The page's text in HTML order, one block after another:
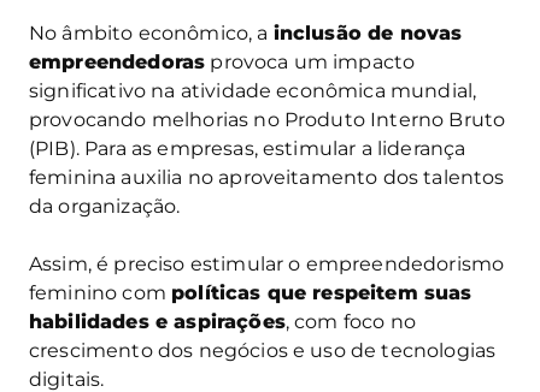
No âmbito econômico, a inclusão de novas
empreendedoras provoca um impacto
significativo na atividade econômica mundial,
provocando melhorias no Produto Interno Bruto
(PIB). Para as empresas, estimular a liderança
feminina auxilia no aproveitamento dos talentos
da organização.
Assim, é preciso estimular o empreendedorismo
feminino com políticas que respeitem suas
habilidades e aspirações, com foco no
crescimento dos negócios e uso de tecnologias
digitais.